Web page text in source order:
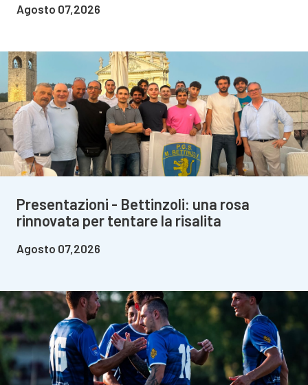
Agosto 07,2026
Presentazioni - Bettinzoli: una rosa
rinnovata per tentare la risalita
Agosto 07,2026